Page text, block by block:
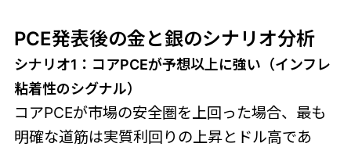
PCE発表後の金と銀のシナリオ分析
シナリオ1：コアPCEが予想以上に強い（インフレ
粘着性のシグナル）
コアPCEが市場の安全圏を上回った場合、最も
明確な道筋は実質利回りの上昇とドル高であ